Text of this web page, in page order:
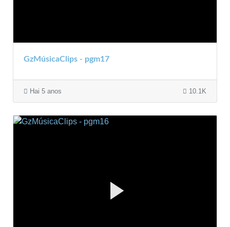
GzMúsicaClips - pgm17
Hai 5 anos 10.1K